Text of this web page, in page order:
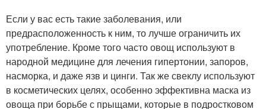
Если у вас есть такие заболевания, или
предрасположенность к ним, то лучше ограничить их
употребление. Кроме того часто овощ используют в
народной медицине для лечения гипертонии, запоров,
насморка, и даже язв и цинги. Так же свеклу используют
в косметических целях, особенно эффективна маска из
овоща при борьбе с прыщами, которые в подростковом